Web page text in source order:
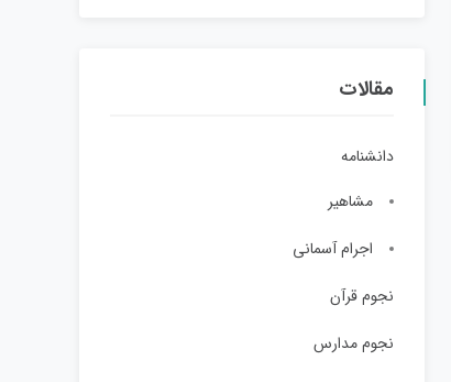
مقالات
دانشنامه
مشاهیر
اجرام آسمانی
نجوم قرآن
نجوم مدارس